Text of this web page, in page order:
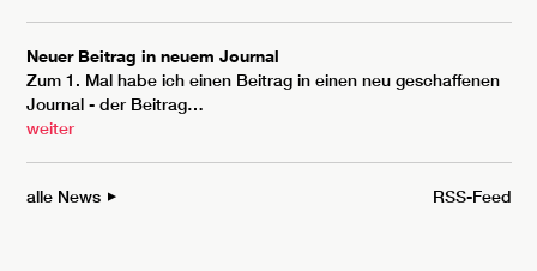
Neuer Beitrag in neuem Journal
Zum 1. Mal habe ich einen Beitrag in einen neu geschaffenen
Journal - der Beitrag…
weiter
alle News RSS-Feed